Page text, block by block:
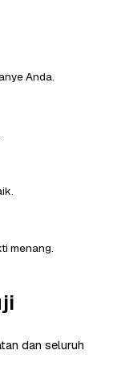
Anda.
menang.
dan seluruh